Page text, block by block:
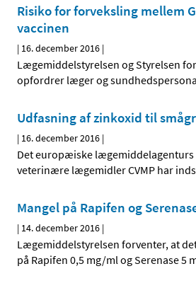
Risiko for forveksling mellem
vaccinen
| 16. december 2016 |
Lægemiddelstyrelsen og Styrelsen
opfordrer læger og
Udfasning af zinkoxid til
| 16. december 2016 |
Det europæiske
veterinære lægemidler CVMP har
Mangel på Rapifen og
| 14. december 2016 |
Lægemiddelstyrelsen forventer, at
på Rapifen 0,5 mg/ml og Serenase 5